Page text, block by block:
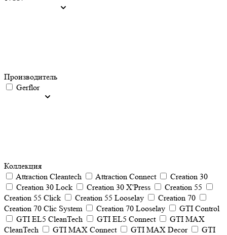
Производитель
Gerflor
Коллекция
Attraction Cleantech
Attraction Connect
Creation 30
Creation 30 Lock
Creation 30 X'Press
Creation 55
Creation 55 Click
Creation 55 Looselay
Creation 70
Creation 70 Clic System
Creation 70 Looselay
GTI Control
GTI EL5 CleanTech
GTI EL5 Connect
GTI MAX
CleanTech
GTI MAX Connect GTI MAX Decor
GTI